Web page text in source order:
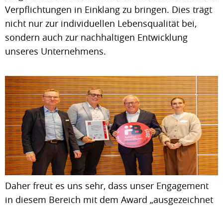
Verpflichtungen in Einklang zu bringen. Dies trägt
nicht nur zur individuellen Lebensqualität bei,
sondern auch zur nachhaltigen Entwicklung
unseres Unternehmens.
Daher freut es uns sehr, dass unser Engagement
in diesem Bereich mit dem Award „ausgezeichnet